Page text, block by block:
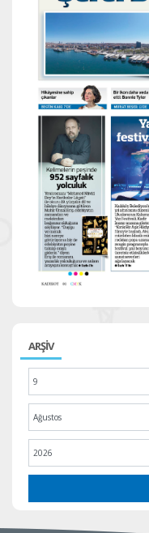
ARŞİV